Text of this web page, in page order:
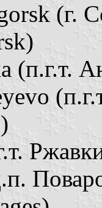
(г.
(п.г.т.